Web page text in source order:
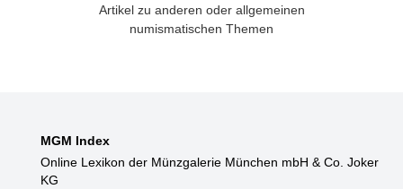
Artikel zu anderen oder allgemeinen
numismatischen Themen
MGM Index
Online Lexikon der Münzgalerie München mbH & Co. Joker
KG